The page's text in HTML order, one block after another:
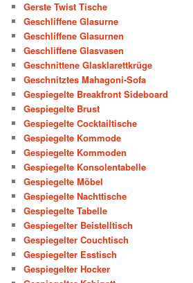
Gerste Twist Tische
Geschliffene Glasurne
Geschliffene Glasurnen
Geschliffene Glasvasen
Geschnittene Glasklarettkrüge
Geschnitztes Mahagoni-Sofa
Gespiegelte Breakfront Sideboard
Gespiegelte Brust
Gespiegelte Cocktailtische
Gespiegelte Kommode
Gespiegelte Kommoden
Gespiegelte Konsolentabelle
Gespiegelte Möbel
Gespiegelte Nachttische
Gespiegelte Tabelle
Gespiegelter Beistelltisch
Gespiegelter Couchtisch
Gespiegelter Esstisch
Gespiegelter Hocker